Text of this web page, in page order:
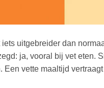
uitgebreider dan
ja, vooral bij vet eten.
Een vette maaltijd